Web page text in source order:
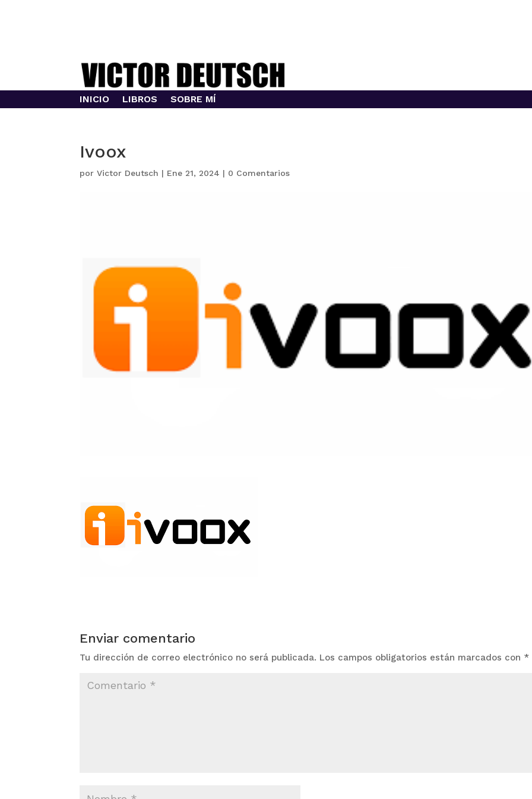
INICIO LIBROS SOBRE MÍ
Ivoox
porVictor Deutsch | Ene 21, 2024 | 0 Comentarios
Enviar comentario
Tu dirección de correo electrónico no será publicada. Los campos obligatorios están marcados con *